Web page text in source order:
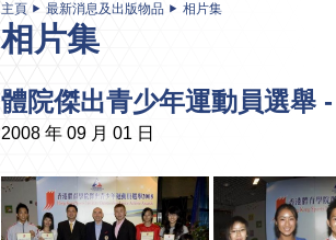
主頁 最新消息及出版物品 相片集
相片集
體院傑出青少年運動員選舉
2008 年 09 月 01 日